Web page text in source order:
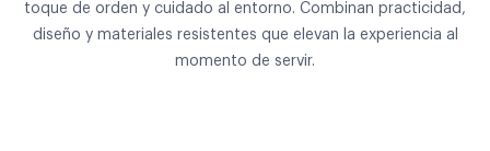
toque de orden y cuidado al entorno. Combinan practicidad,
diseño y materiales resistentes que elevan la experiencia al
momento de servir.